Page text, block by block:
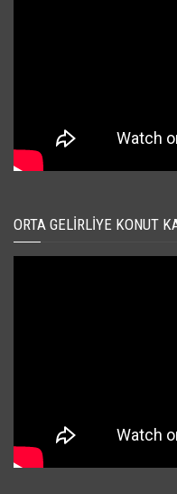
ORTA GELIRLIYE KONUT